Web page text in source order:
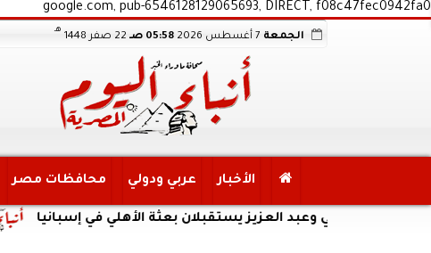
google.com, pub-6546128129065693, DIRECT, f08c47fec0942fa0
الجمعة 05:58 صـ 22 صفر 1448
هـ
الأخبار عربي ودولي محافظات مصر
عدلي وعبد العزيز يستقبلان بعثة الأهلي في إسبانيا